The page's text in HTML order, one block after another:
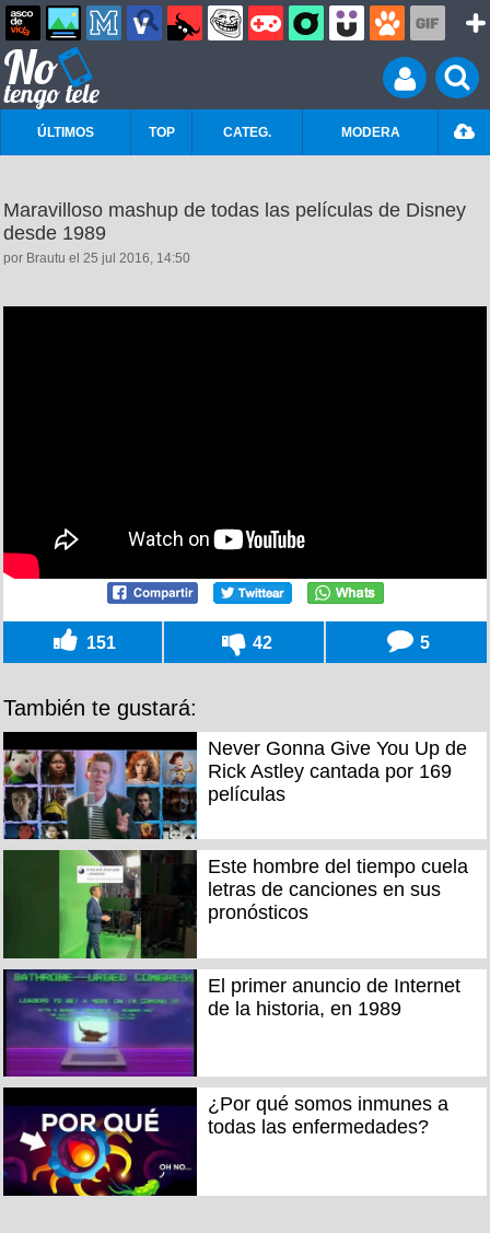
ÚLTIMOS TOP CATEG. MODERA
Maravilloso mashup de todas las películas de Disney
desde 1989
por Brautu el 25 jul 2016, 14:50
151 42 5
También te gustará:
Never Gonna Give You Up de
Rick Astley cantada por 169
películas
Este hombre del tiempo cuela
letras de canciones en sus
pronósticos
El primer anuncio de Internet
de la historia, en 1989
¿Por qué somos inmunes a
todas las enfermedades?